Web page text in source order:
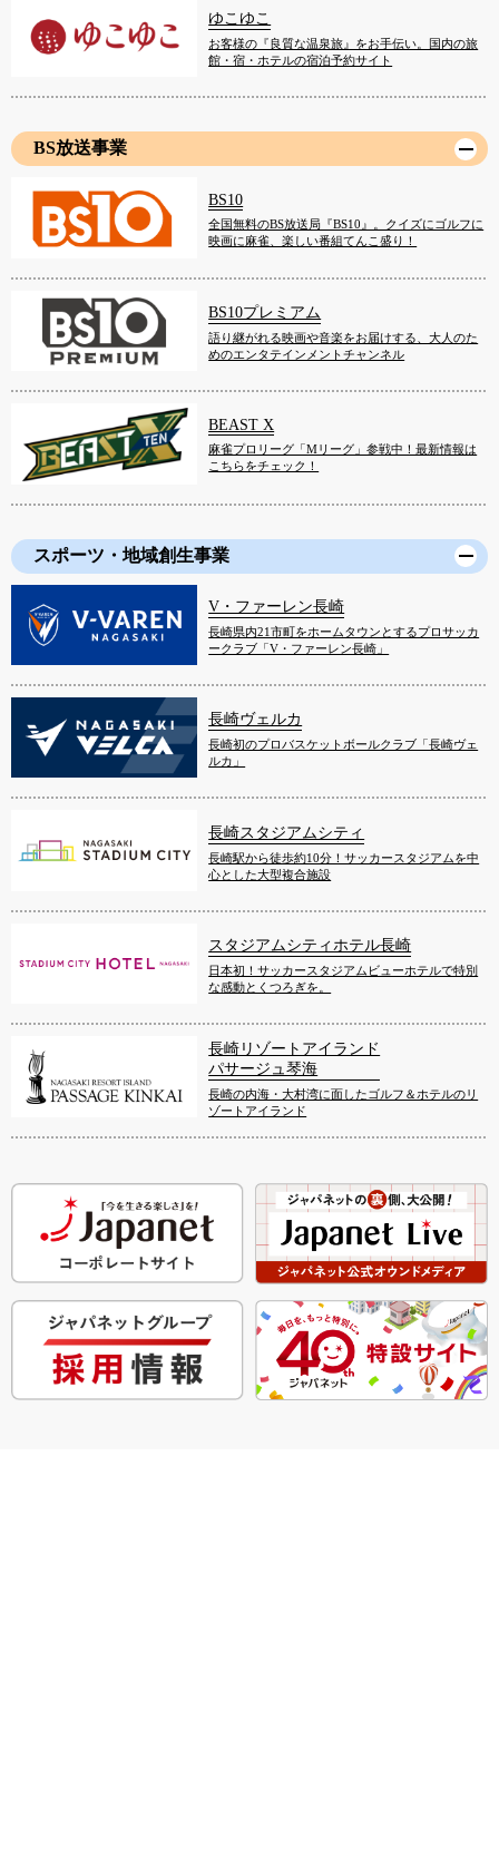
ゆこゆこ
お客様の『良質な温泉旅』をお手伝い。国内の旅
館・宿・ホテルの宿泊予約サイト
BS放送事業
BS10
全国無料のBS放送局『BS10』。クイズにゴルフに
映画に麻雀、楽しい番組てんこ盛り！
BS10プレミアム
語り継がれる映画や音楽をお届けする、大人のた
めのエンタテインメントチャンネル
BEAST X
麻雀プロリーグ「Mリーグ」参戦中！最新情報は
こちらをチェック！
スポーツ・地域創生事業
V・ファーレン長崎
長崎県内21市町をホームタウンとするプロサッカ
ークラブ「V・ファーレン長崎」
長崎ヴェルカ
長崎初のプロバスケットボールクラブ「長崎ヴェ
ルカ」
長崎スタジアムシティ
長崎駅から徒歩約10分！サッカースタジアムを中
心とした大型複合施設
スタジアムシティホテル長崎
日本初！サッカースタジアムビューホテルで特別
な感動とくつろぎを。
長崎リゾートアイランド
パサージュ琴海
長崎の内海・大村湾に面したゴルフ＆ホテルのリ
ゾートアイランド